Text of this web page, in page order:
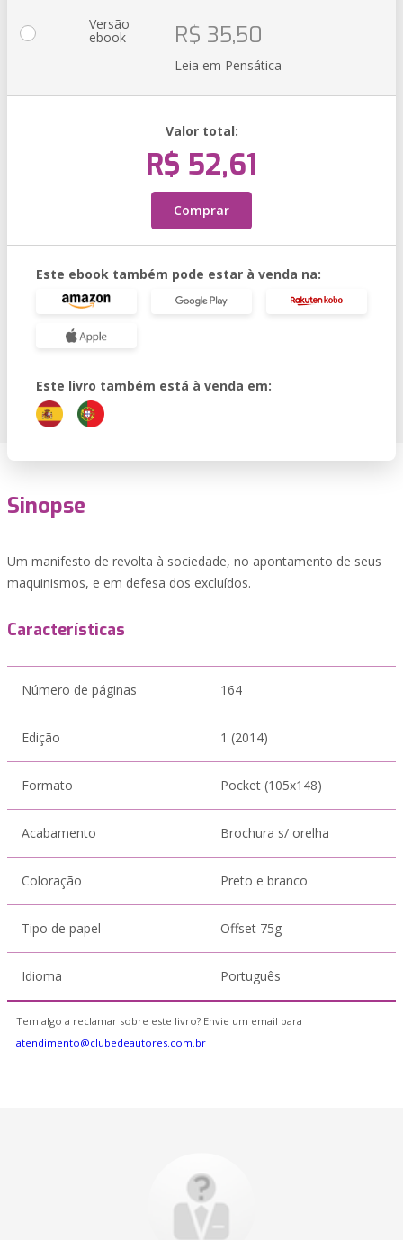
Versão
ebook R$ 35,50
Leia em Pensática
Valor total:
R$ 52,61
Comprar
Este ebook também pode estar à venda na:
Este livro também está à venda em:
Sinopse
Um manifesto de revolta à sociedade, no apontamento de seus
maquinismos, e em defesa dos excluídos.
Características
Número de páginas 164
Edição 1 (2014)
Formato Pocket (105x148)
Acabamento Brochura s/ orelha
Coloração Preto e branco
Tipo de papel Offset 75g
Idioma Português
Tem algo a reclamar sobre este livro? Envie um email para
atendimento@clubedeautores.com.br